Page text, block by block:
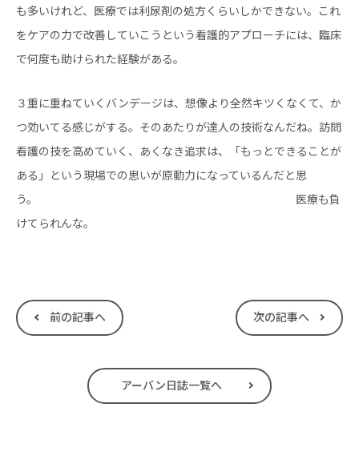
も多いけれど、医療では利尿剤の処方くらいしかできない。これ
をケアの力で改善していこうという看護的アプローチには、臨床
で何度も助けられた経験がある。
３重に重ねていくバンデージは、想像より全然キツくなくて、か
つ効いてる感じがする。そのあたりが達人の技術なんだね。訪問
看護の技を高めていく、あくなき追求は、「もっとできることが
ある」という現場での思いが原動力になっているんだと思
う。 医療も負
けてられんな。
前の記事へ 次の記事へ
アーバン日誌一覧へ